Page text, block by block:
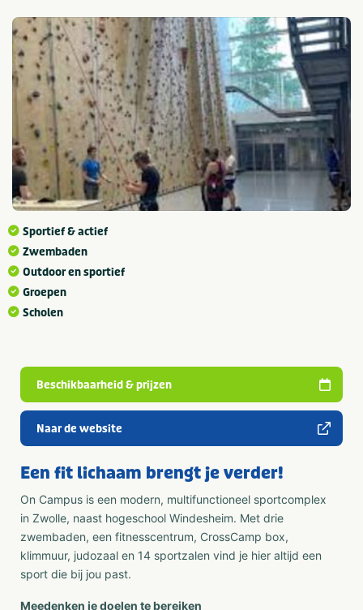
Sportief & actief
Zwembaden
Outdoor en sportief
Groepen
Scholen
Beschikbaarheid & prijzen
Naar de website
Een fit lichaam brengt je verder!
On Campus is een modern, multifunctioneel sportcomplex
in Zwolle, naast hogeschool Windesheim. Met drie
zwembaden, een fitnesscentrum, CrossCamp box,
klimmuur, judozaal en 14 sportzalen vind je hier altijd een
sport die bij jou past.
Meedenken je doelen te bereiken